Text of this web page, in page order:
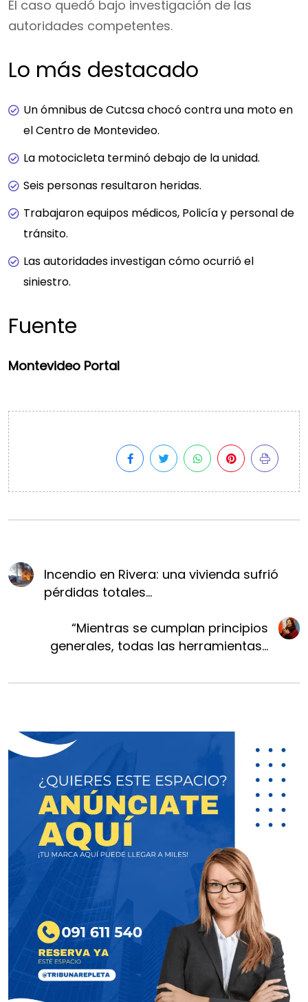
El caso quedó bajo investigación de las
autoridades competentes.
Lo más destacado
Un ómnibus de Cutcsa chocó contra una moto en
el Centro de Montevideo.
La motocicleta terminó debajo de la unidad.
Seis personas resultaron heridas.
Trabajaron equipos médicos, Policía y personal de
tránsito.
Las autoridades investigan cómo ocurrió el
siniestro.
Fuente
Montevideo Portal
Incendio en Rivera: una vivienda sufrió
pérdidas totales...
“Mientras se cumplan principios
generales, todas las herramientas...